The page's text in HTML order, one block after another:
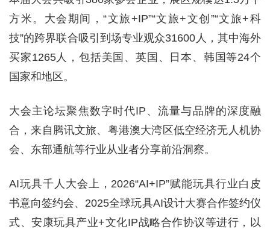
方米。大会期间，“文旅+IP”“文旅+文创”“文旅+科
技”的跨界联合吸引到场专业观众31600人，其中海外
买家1265人，包括美国、英国、日本、韩国等24个
国家和地区。
大会主论坛聚焦数字时代IP、流量与品牌的深度融
合，来自腾讯文旅、粤港澳大湾区低空经济无人机协
会、东部通航等行业从业者分享前沿洞察。
AI玩具千人大会上，2026“AI+IP”赋能玩具行业白皮
书意向签约会、2025全球玩具AI设计大赛合作签约仪
式、安康玩具产业+文化IP战略合作协议等进行，以